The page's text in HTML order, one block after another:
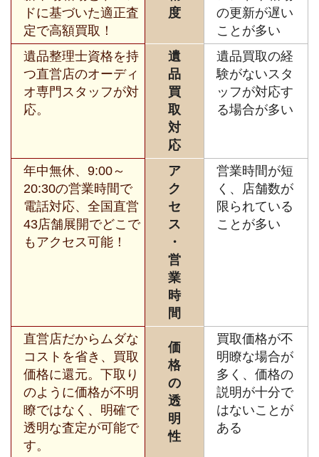
ドに基づいた適正査
定で高額買取！
度
の更新が遅い
ことが多い
遺品整理士資格を持
つ直営店のオーディ
オ専門スタッフが対
応。
遺
品
買
取
対
応
遺品買取の経
験がないスタ
ッフが対応す
る場合が多い
年中無休、9:00～
20:30の営業時間で
電話対応、全国直営
43店舗展開でどこで
もアクセス可能！
ア
ク
セ
ス
・
営
業
時
間
営業時間が短
く、店舗数が
限られている
ことが多い
直営店だからムダな
コストを省き、買取
価格に還元。下取り
のように価格が不明
瞭ではなく、明確で
透明な査定が可能で
す。
価
格
の
透
明
性
買取価格が不
明瞭な場合が
多く、価格の
説明が十分で
はないことが
ある